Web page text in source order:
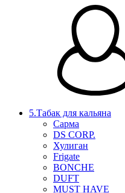
5.Табак для кальяна
Сарма
DS CORP.
Хулиган
Frigate
BONCHE
DUFT
MUST HAVE